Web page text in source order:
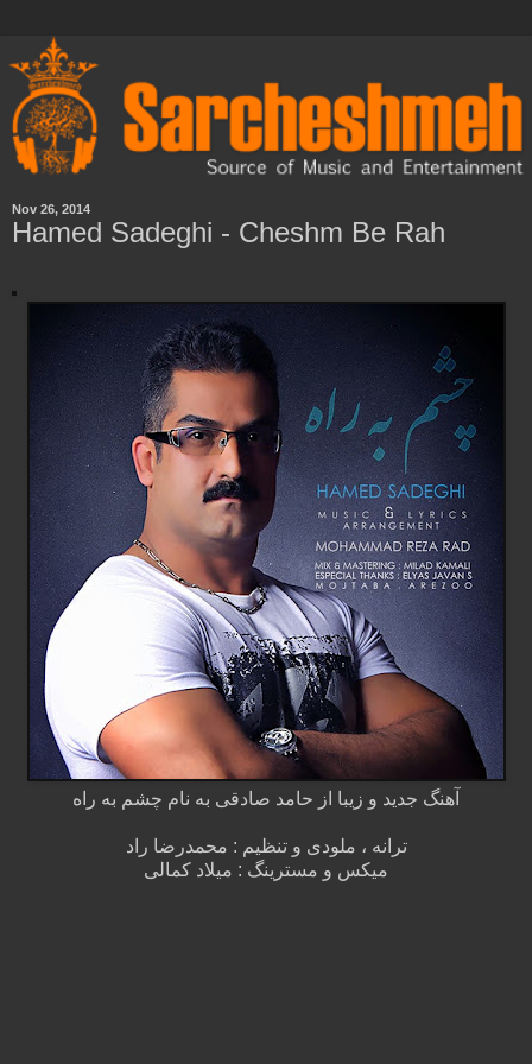
Nov 26, 2014
Hamed Sadeghi - Cheshm Be Rah
آهنگ جدید و زیبا از حامد صادقی به نام چشم به راه
ترانه ، ملودی و تنظیم : محمدرضا راد
میکس و مسترینگ : میلاد کمالی